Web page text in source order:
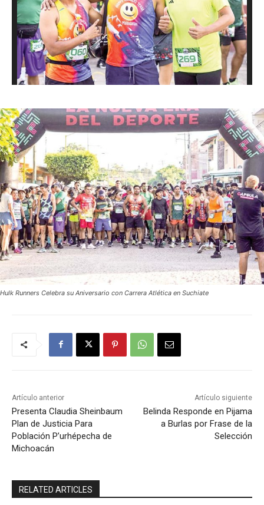
Hulk Runners Celebra su Aniversario con Carrera Atlética en Suchiate
Artículo anterior
Presenta Claudia Sheinbaum
Plan de Justicia Para
Población P’urhépecha de
Michoacán
Artículo siguiente
Belinda Responde en Pijama
a Burlas por Frase de la
Selección
RELATED ARTICLES